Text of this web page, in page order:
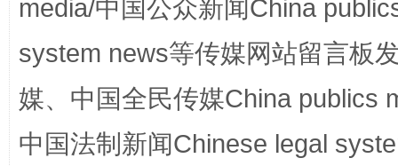
media/中国公众新闻China
system news等传媒网站留言板
媒、中国全民传媒China publics
中国法制新闻Chinese legal